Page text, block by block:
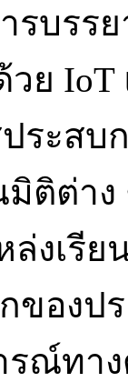
ารบร
วย
ระส
ติต่า
หล่งเ
ของป
รณ์ทา